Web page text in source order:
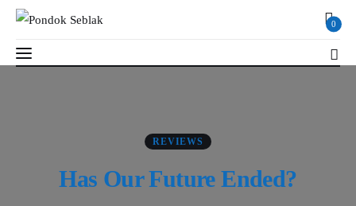
0
REVIEWS
Has Our Future Ended?